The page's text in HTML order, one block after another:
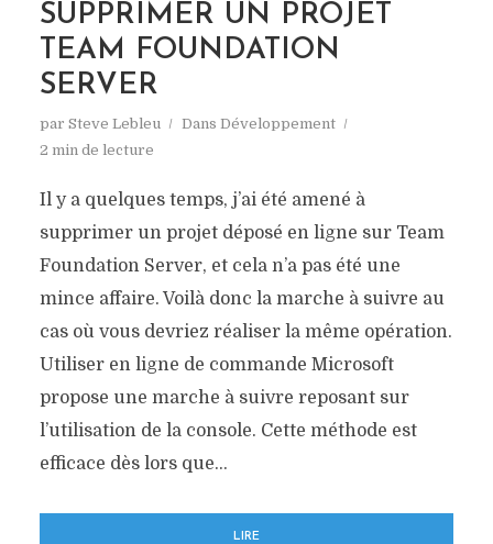
SUPPRIMER UN PROJET
TEAM FOUNDATION
SERVER
par Steve Lebleu Dans Développement
2 min de lecture
Il y a quelques temps, j’ai été amené à
supprimer un projet déposé en ligne sur Team
Foundation Server, et cela n’a pas été une
mince affaire. Voilà donc la marche à suivre au
cas où vous devriez réaliser la même opération.
Utiliser en ligne de commande Microsoft
propose une marche à suivre reposant sur
l’utilisation de la console. Cette méthode est
efficace dès lors que...
LIRE